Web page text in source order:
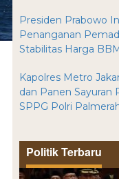
Presiden Prabowo
Penanganan
Stabilitas Harga
Kapolres Metro
dan Panen Sayuran
SPPG Polri
Politik Terbaru